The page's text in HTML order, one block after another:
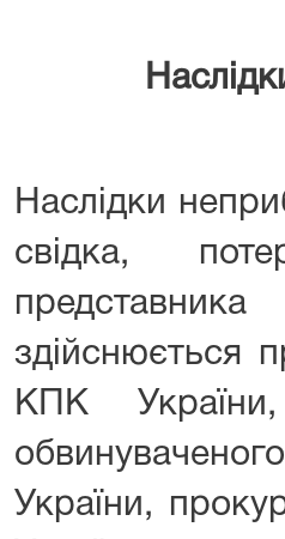
Наслідки
свідка,
здійснюється
KПK
України,